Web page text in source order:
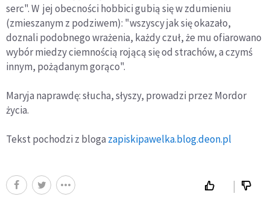
serc". W jej obecności hobbici gubią się w zdumieniu
(zmieszanym z podziwem): "wszyscy jak się okazało,
doznali podobnego wrażenia, każdy czuł, że mu ofiarowano
wybór miedzy ciemnością rojącą się od strachów, a czymś
innym, pożądanym gorąco".
Maryja naprawdę: słucha, słyszy, prowadzi przez Mordor
życia.
Tekst pochodzi z bloga zapiskipawelka.blog.deon.pl